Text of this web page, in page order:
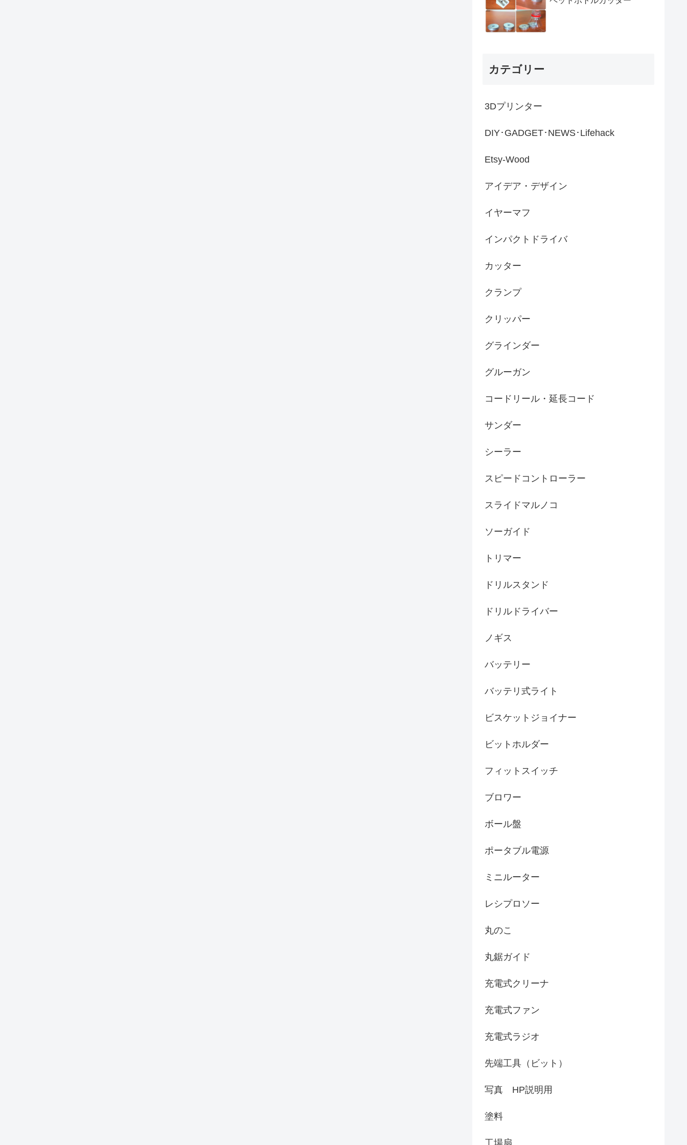
カテゴリー
3Dプリンター
DIY･GADGET･NEWS･Lifehack
Etsy-Wood
アイデア・デザイン
イヤーマフ
インパクトドライバ
カッター
クランプ
クリッパー
グラインダー
グルーガン
コードリール・延長コード
サンダー
シーラー
スピードコントローラー
スライドマルノコ
ソーガイド
トリマー
ドリルスタンド
ドリルドライバー
ノギス
バッテリー
バッテリ式ライト
ビスケットジョイナー
ビットホルダー
フィットスイッチ
ブロワー
ボール盤
ポータブル電源
ミニルーター
レシプロソー
丸のこ
丸鋸ガイド
充電式クリーナ
充電式ファン
充電式ラジオ
先端工具（ビット）
写真 HP説明用
塗料